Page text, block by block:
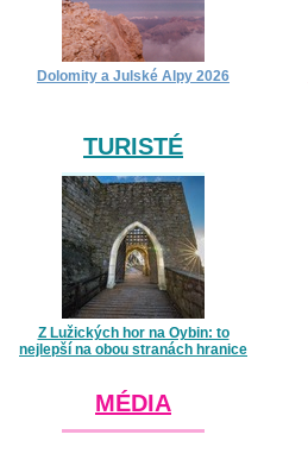
Dolomity a Julské Alpy 2026
TURISTÉ
Z Lužických hor na Oybin: to
nejlepší na obou stranách hranice
MÉDIA